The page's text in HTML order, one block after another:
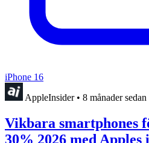
iPhone 16
AppleInsider • 8 månader sedan
Vikbara smartphones
30% 2026 med Apples